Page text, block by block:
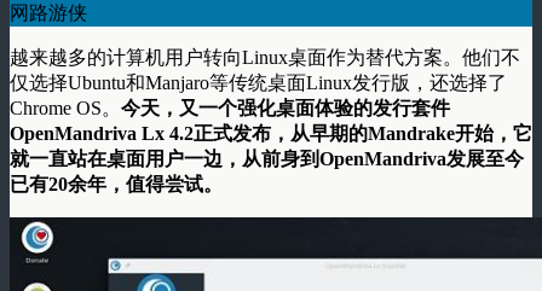
网路游侠
越来越多的计算机用户转向Linux桌面作为替代方案。他们不
仅选择Ubuntu和Manjaro等传统桌面Linux发行版，还选择了
Chrome OS。 今天，又一个强化桌面体验的发行套件
OpenMandriva Lx 4.2正式发布，从早期的Mandrake开始，它
就一直站在桌面用户一边，从前身到OpenMandriva发展至今
已有20余年，值得尝试。